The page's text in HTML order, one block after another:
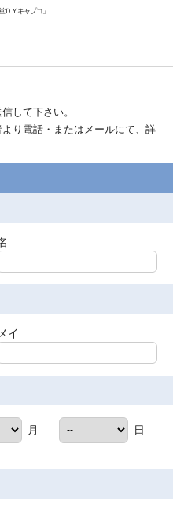
ＤＹキャプコ」
して下さい。
り電話・またはメールにて、詳
メイ
月 日